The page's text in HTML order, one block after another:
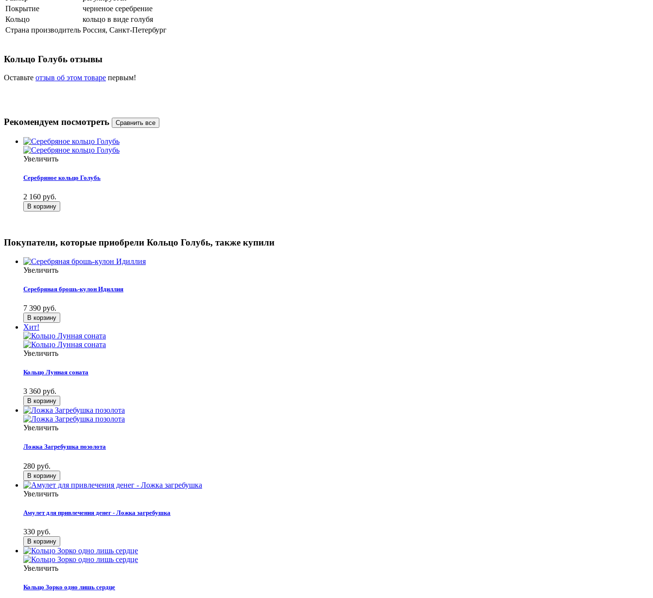
Покрытие
черненое серебрение
Кольцо
кольцо в виде голубя
Страна производитель Россия, Санкт-Петербург
Кольцо Голубь отзывы
Оставьте отзыв об этом товаре первым!
Рекомендуем посмотреть
Увеличить
Серебряное кольцо Голубь
2 160 руб.
Покупатели, которые приобрели Кольцо Голубь, также купили
Увеличить
Серебряная брошь-кулон Идиллия
7 390 руб.
Хит!
Увеличить
Кольцо Лунная соната
3 360 руб.
Увеличить
Ложка Загребушка позолота
280 руб.
Увеличить
Амулет для привлечения денег - Ложка загребушка
330 руб.
Увеличить
Кольцо Зорко одно лишь сердце